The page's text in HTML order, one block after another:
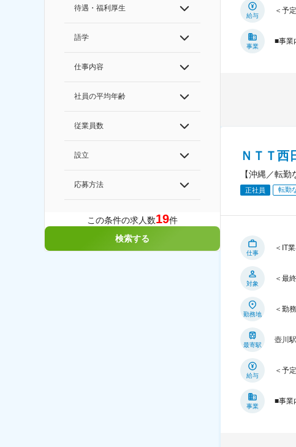
待遇・福利厚生
語学
仕事内容
社員の平均年齢
従業員数
設立
応募方法
この条件の求人数19件
検索する
給与
＜予
事業
■事業
ＮＴＴ西
【沖縄／転
正社員 転勤
仕事
＜IT
対象
＜最
勤務地
＜勤
最寄駅
壺川
給与
＜予
事業
■事業